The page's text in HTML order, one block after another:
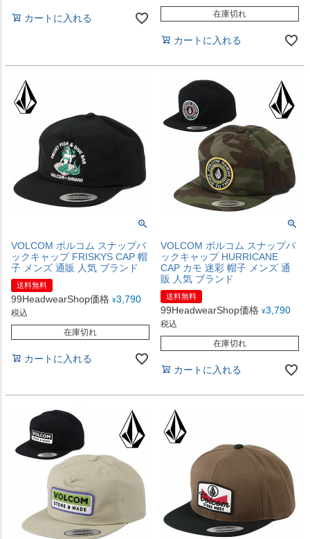
カートに入れる
在庫切れ
カートに入れる
VOLCOM ボルコム スナップバ
ックキャップ FRISKYS CAP 帽
子 メンズ 通販 人気 ブランド
送料無料
99HeadwearShop価格 ¥3,790
税込
在庫切れ
カートに入れる
VOLCOM ボルコム スナップバ
ックキャップ HURRICANE
CAP カモ 迷彩 帽子 メンズ 通
販 人気 ブランド
送料無料
99HeadwearShop価格 ¥3,790
税込
在庫切れ
カートに入れる